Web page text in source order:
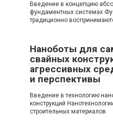
Введение в концепцию
фундаментных системах
традиционно
Наноботы для
свайных
агрессивных
и перспективы
Введение в технологию
конструкций
строительных материалов